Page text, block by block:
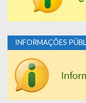
INFORMAÇÕES